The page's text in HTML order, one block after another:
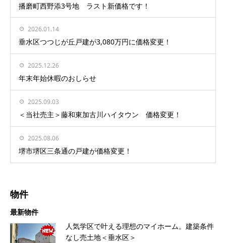
播磨町西野添3号地 ラスト新価格です！
2026.01.14
垂水区つつじが丘戸建が3,080万円に価格変更！
2025.12.26
年末年始休暇のおしらせ
2025.09.03
＜当社売主＞藤和東加古川ハイタウン 価格変更！
2025.08.06
堺市堺区三条通の戸建が価格変更！
物件
最新物件
人気学区で叶える理想のマイホーム。建築条件
なし売土地＜垂水区＞